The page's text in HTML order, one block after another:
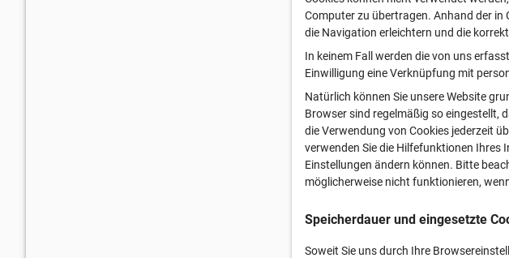
Computer zu übertragen. Anhand der
die Navigation erleichtern und die
In keinem Fall werden die von uns
Einwilligung eine Verknüpfung mit
Natürlich können Sie unsere Website
Browser sind regelmäßig so eingestellt,
die Verwendung von Cookies jederzeit
verwenden Sie die Hilfefunktionen Ihres
Einstellungen ändern können. Bitte
möglicherweise nicht funktionieren,
Speicherdauer und eingesetzte
Soweit Sie uns durch Ihre